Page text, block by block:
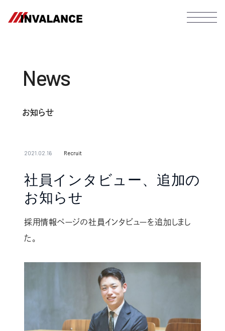
News
お知らせ
2021.02.16 Recruit
社員インタビュー、追加の
お知らせ
採用情報ページの社員インタビューを追加しまし
た。